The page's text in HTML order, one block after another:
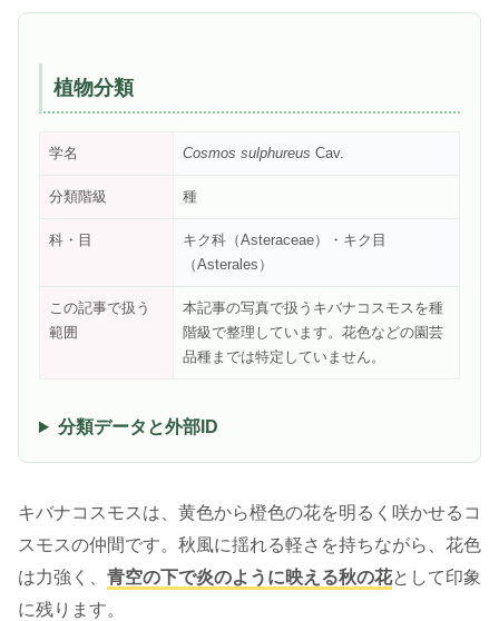
植物分類
学名 Cosmos sulphureus Cav.
分類階級 種
科・目
キク科（Asteraceae）・キク目
（Asterales）
この記事で扱う
範囲
本記事の写真で扱うキバナコスモスを種
階級で整理しています。花色などの園芸
品種までは特定していません。
分類データと外部ID
キバナコスモスは、黄色から橙色の花を明るく咲かせるコ
スモスの仲間です。秋風に揺れる軽さを持ちながら、花色
は力強く、 青空の下で炎のように映える秋の花として印象
に残ります。